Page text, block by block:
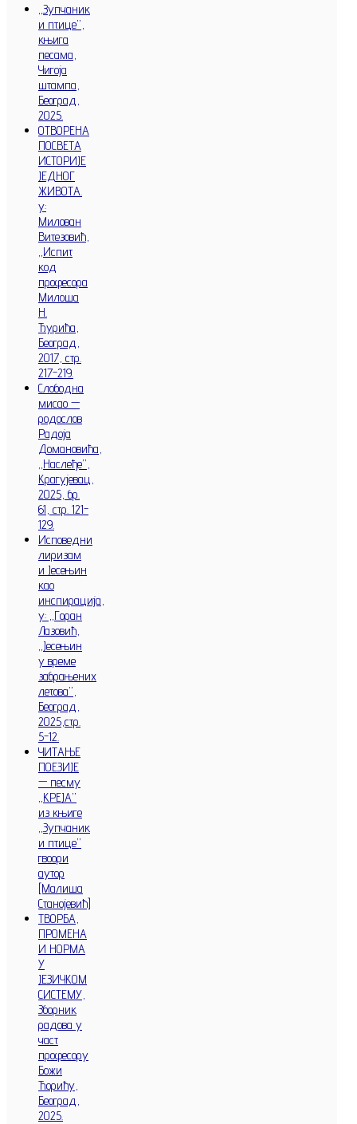
„Зупчаник
и птице”,
књига
песама,
Чигоја
штампа,
Београд,
2025.
ОТВОРЕНА
ПОСВЕТА
ИСТОРИЈЕ
ЈЕДНОГ
ЖИВОТА.
у:
Милован
Витезовић,
„Испит
код
професора
Милоша
Н.
Ђурића,
Београд,
2017, стр.
217-219.
Слободна
мисао —
родослов
Радоја
Домановића,
„Наслеђе”,
Крагујевац,
2025, бр.
61, стр. 121-
129.
Исповедни
лиризам
и Јесењин
као
инспирација,
у: „Горан
Лазовић,
„Јесењин
у време
забрањених
летова”,
Београд,
2025,стр.
5-12.
ЧИТАЊЕ
ПОЕЗИЈЕ
— песму
„КРЕЈА”
из књиге
„Зупчаник
и птице”
гвоори
аутор
[Малиша
Станојевић]
ТВОРБА,
ПРОМЕНА
И НОРМА
У
ЈЕЗИЧКОМ
СИСТЕМУ,
Зборник
радова у
част
професору
Божи
Ћорићу,
Београд,
2025.